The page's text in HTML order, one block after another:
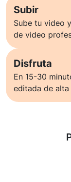
Subir
Sube tu video
de video
Disfruta
En 15-30
editada de alta